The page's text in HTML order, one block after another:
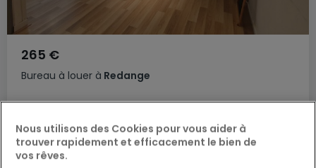
Bureau à louer à Redange
265 €
14 m²
Nous utilisons des Cookies pour vous aider à
trouver rapidement et efficacement le bien de
vos rêves.